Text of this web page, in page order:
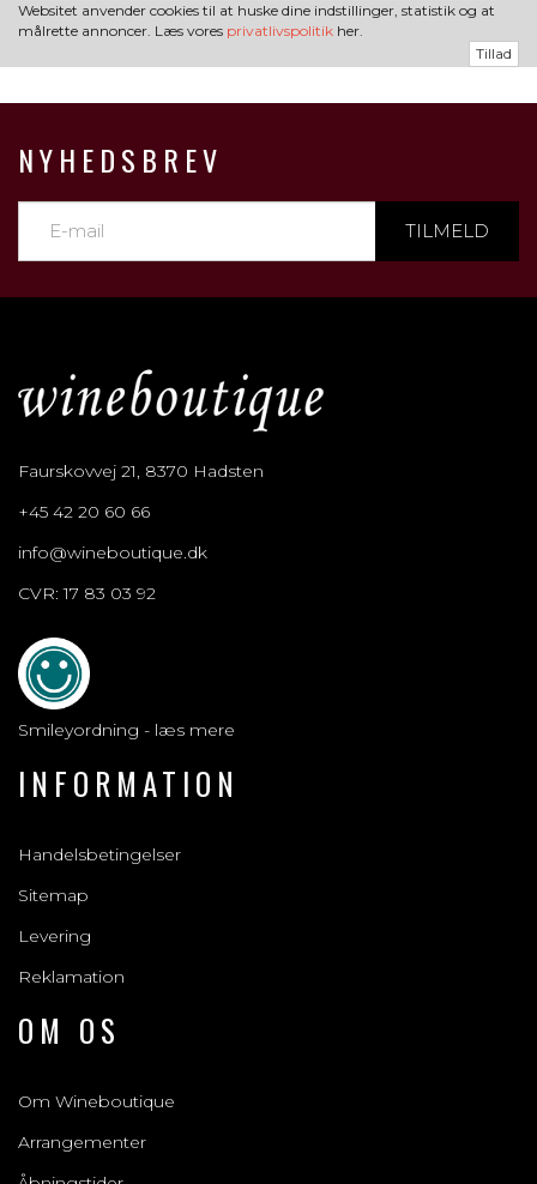
Websitet anvender cookies til at huske dine indstillinger, statistik og at
målrette annoncer. Læs vores privatlivspolitik her.
Tillad
NYHEDSBREV
TILMELD
Faurskovvej 21, 8370 Hadsten
+45 42 20 60 66
info@wineboutique.dk
CVR: 17 83 03 92
Smileyordning - læs mere
INFORMATION
Handelsbetingelser
Sitemap
Levering
Reklamation
OM OS
Om Wineboutique
Arrangementer